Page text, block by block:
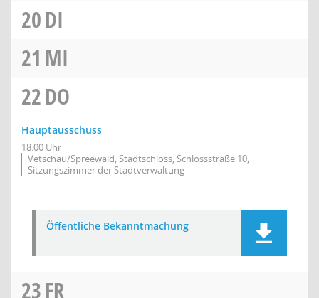
20DI
21 MI
22DO
Hauptausschuss
18:00 Uhr
Vetschau/Spreewald, Stadtschloss, Schlossstraße 10,
Sitzungszimmer der Stadtverwaltung
Öffentliche Bekanntmachung
23FR